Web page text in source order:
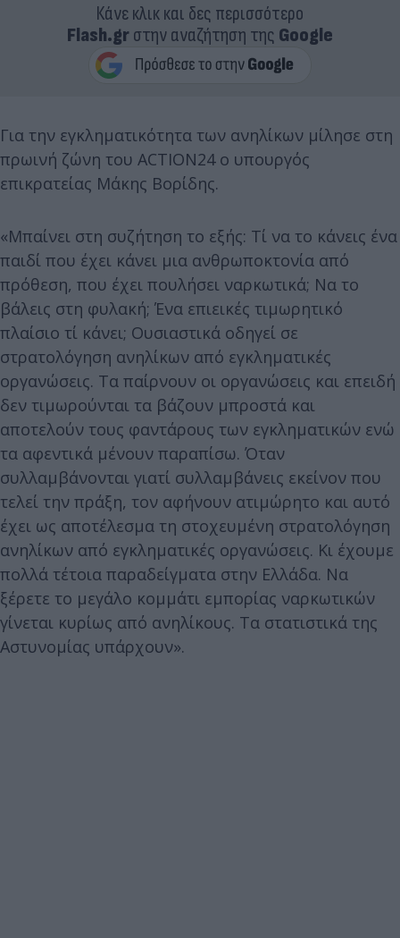
Κάνε κλικ και δες περισσότερο
Flash.grστην αναζήτηση της Google
Για την εγκληματικότητα των ανηλίκων μίλησε στη
πρωινή ζώνη του ACTION24 ο υπουργός
επικρατείας Μάκης Βορίδης.
«Μπαίνει στη συζήτηση το εξής: Τί να το κάνεις ένα
παιδί που έχει κάνει μια ανθρωποκτονία από
πρόθεση, που έχει πουλήσει ναρκωτικά; Να το
βάλεις στη φυλακή; Ένα επιεικές τιμωρητικό
πλαίσιο τί κάνει; Ουσιαστικά οδηγεί σε
στρατολόγηση ανηλίκων από εγκληματικές
οργανώσεις. Τα παίρνουν οι οργανώσεις και επειδή
δεν τιμωρούνται τα βάζουν μπροστά και
αποτελούν τους φαντάρους των εγκληματικών ενώ
τα αφεντικά μένουν παραπίσω. Όταν
συλλαμβάνονται γιατί συλλαμβάνεις εκείνον που
τελεί την πράξη, τον αφήνουν ατιμώρητο και αυτό
έχει ως αποτέλεσμα τη στοχευμένη στρατολόγηση
ανηλίκων από εγκληματικές οργανώσεις. Κι έχουμε
πολλά τέτοια παραδείγματα στην Ελλάδα. Να
ξέρετε το μεγάλο κομμάτι εμπορίας ναρκωτικών
γίνεται κυρίως από ανηλίκους. Τα στατιστικά της
Αστυνομίας υπάρχουν».